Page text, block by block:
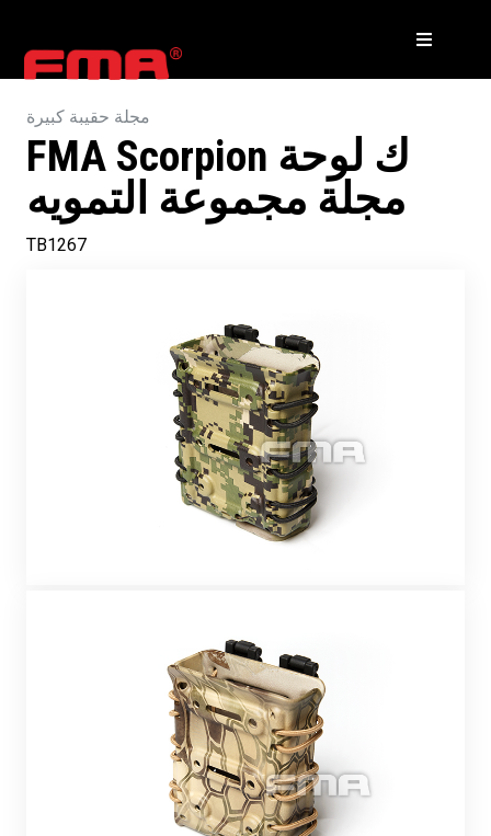
مجلة حقيبة كبيرة
FMA Scorpion ك لوحة
مجلة مجموعة التمويه
TB1267